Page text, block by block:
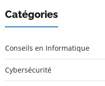
Catégories
Conseils en Informatique
Cybersécurité